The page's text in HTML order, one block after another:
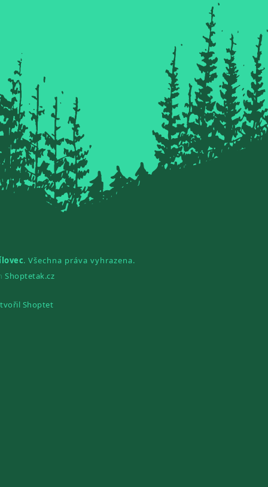
. Všechna práva vyhrazena.
Shoptetak.cz
Shoptet